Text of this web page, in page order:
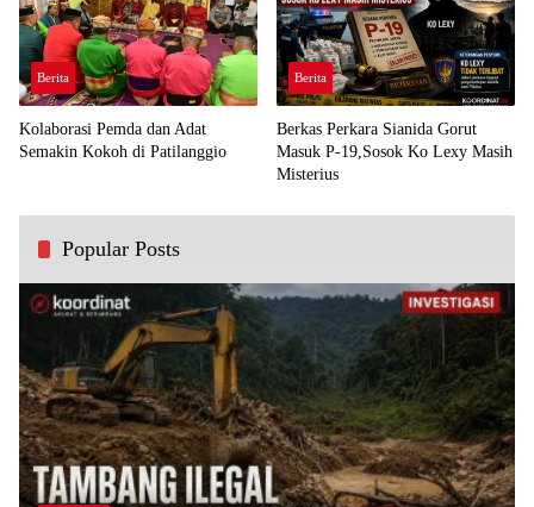
Berita
Kolaborasi Pemda dan Adat
Semakin Kokoh di Patilanggio
Berita
Berkas Perkara Sianida Gorut
Masuk P-19,Sosok Ko Lexy Masih
Misterius
Popular Posts